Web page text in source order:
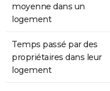
moyenne dans un
logement
Temps passé par des
propriétaires dans leur
logement